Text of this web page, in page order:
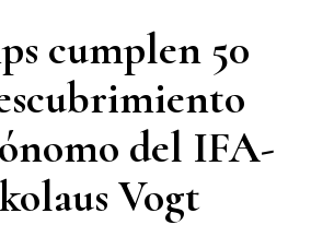
cumplen 50
del IFA-
Vogt